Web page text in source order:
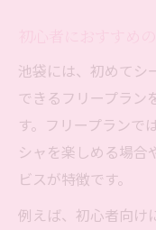
池袋には、初めてシ
できるフリープラン
す。フリープランで
シャを楽しめる場合
ビスが特徴です。
例えば、初心者向け